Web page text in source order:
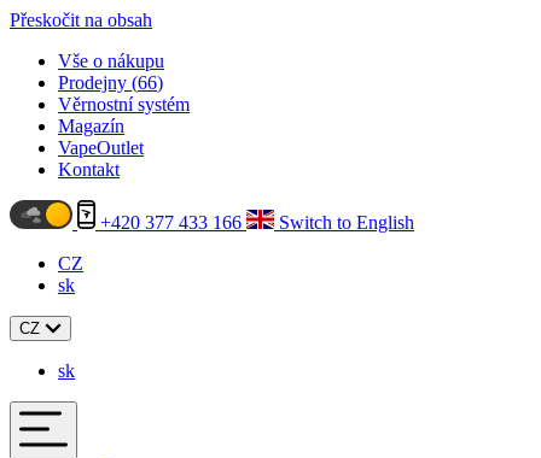
Přeskočit na obsah
Vše o nákupu
Prodejny (66)
Věrnostní systém
Magazín
VapeOutlet
Kontakt
+420 377 433 166
Switch to English
CZ
sk
CZ
sk